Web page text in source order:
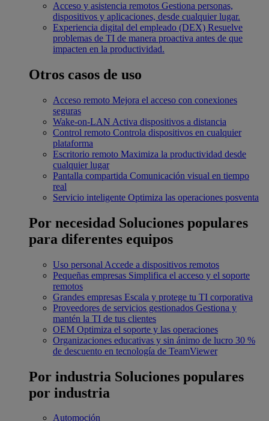
Acceso y asistencia remotos Gestiona personas,
dispositivos y aplicaciones, desde cualquier lugar.
Experiencia digital del empleado (DEX) Resuelve
problemas de TI de manera proactiva antes de que
impacten en la productividad.
Otros casos de uso
Acceso remoto Mejora el acceso con conexiones
seguras
Wake-on-LAN Activa dispositivos a distancia
Control remoto Controla dispositivos en cualquier
plataforma
Escritorio remoto Maximiza la productividad desde
cualquier lugar
Pantalla compartida Comunicación visual en tiempo
real
Servicio inteligente Optimiza las operaciones posventa
Por necesidad Soluciones populares
para diferentes equipos
Uso personal Accede a dispositivos remotos
Pequeñas empresas Simplifica el acceso y el soporte
remotos
Grandes empresas Escala y protege tu TI corporativa
Proveedores de servicios gestionados Gestiona y
mantén la TI de tus clientes
OEM Optimiza el soporte y las operaciones
Organizaciones educativas y sin ánimo de lucro 30 %
de descuento en tecnología de TeamViewer
Por industria Soluciones populares
por industria
Automoción